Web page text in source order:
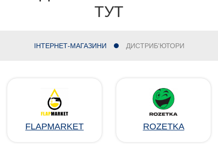
ТУТ
ІНТЕРНЕТ-МАГАЗИНИ ДИСТРИБ'ЮТОРИ
FLAPMARKET ROZETKA